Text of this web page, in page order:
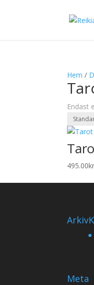
Hem /
Endast
495.00kr
Arkiv
Meta